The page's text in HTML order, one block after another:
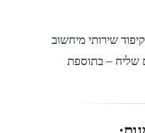
שירותי מיחשוב
– בתוספת